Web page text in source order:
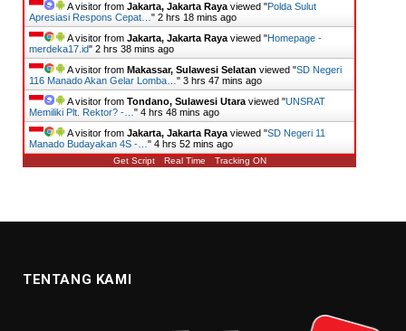
A visitor from Jakarta, Jakarta Raya viewed "Polda Sulut
Apresiasi Respons Cepat… " 2 hrs 18 mins ago
A visitor from Jakarta, Jakarta Raya viewed "Homepage -
merdeka17.id" 2 hrs 38 mins ago
A visitor from Makassar, Sulawesi Selatan viewed "SD Negeri
116 Manado Akan Gelar Lomba… " 3 hrs 47 mins ago
A visitor from Tondano, Sulawesi Utara viewed "UNSRAT
Memiliki Plt. Rektor? -… " 4 hrs 48 mins ago
A visitor from Jakarta, Jakarta Raya viewed "SD Negeri 11
Manado Budayakan 4S -… " 4 hrs 52 mins ago
Get Script Real Time Tracking ON
TENTANG KAMI